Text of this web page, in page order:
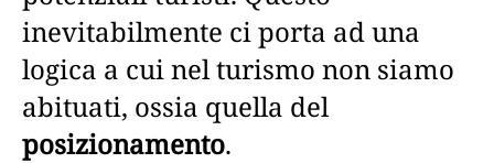
inevitabilmente ci porta ad una
logica a cui nel turismo non siamo
abituati, ossia quella del
posizionamento.